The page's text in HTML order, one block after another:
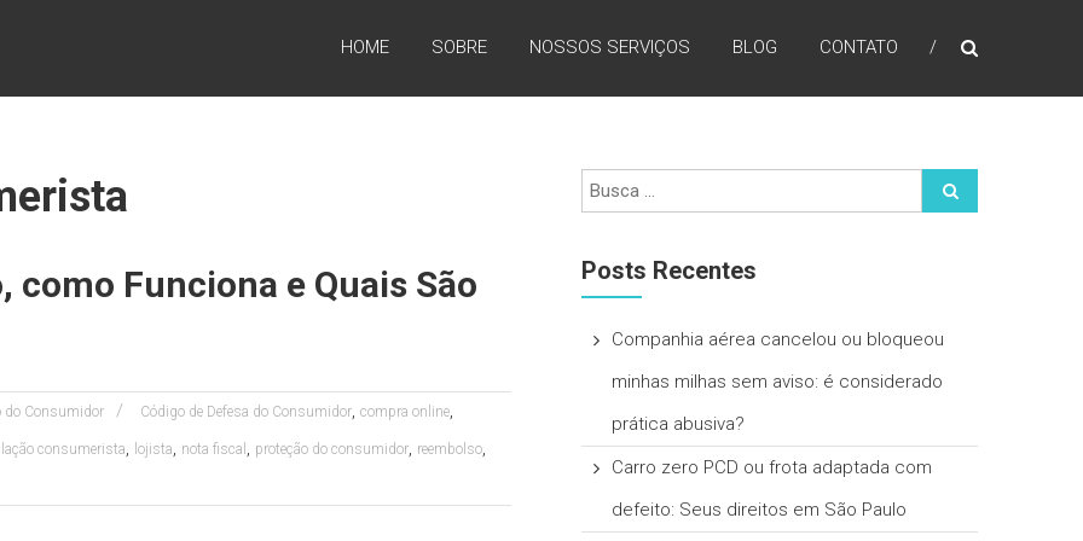
HOME SOBRE NOSSOS SERVIÇOS BLOG CONTATO
Funciona e Quais São
do Consumidor Código de Defesa do Consumidor, compra online,
consumerista, lojista, nota fiscal , proteção do consumidor, reembolso,
Posts Recentes
Companhia aérea cancelou ou bloqueou
minhas milhas sem aviso: é considerado
prática abusiva?
Carro zero PCD ou frota adaptada com
defeito: Seus direitos em São Paulo